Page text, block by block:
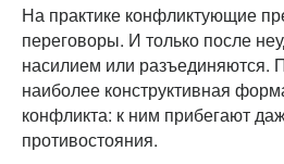
На практике конфликтующие
переговоры. И только после
насилием или разъединяются.
наиболее конструктивная
конфликта: к ним прибегают
противостояния.